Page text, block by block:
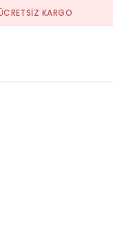
KARGO